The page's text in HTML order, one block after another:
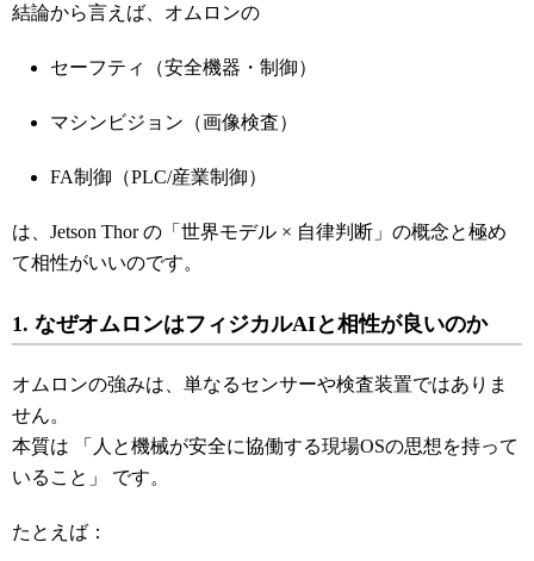
結論から言えば、オムロンの
セーフティ（安全機器・制御）
マシンビジョン（画像検査）
FA制御（PLC/産業制御）
は、Jetson Thor の「世界モデル × 自律判断」の概念と極め
て相性がいいのです。
1. なぜオムロンはフィジカルAIと相性が良いのか
オムロンの強みは、単なるセンサーや検査装置ではありま
せん。
本質は 「人と機械が安全に協働する現場OSの思想を持って
いること」 です。
たとえば：